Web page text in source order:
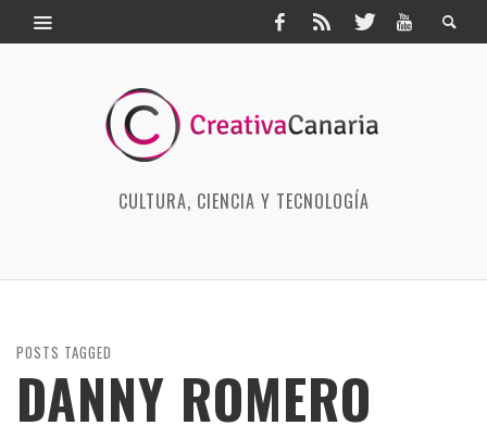
CULTURA, CIENCIA Y TECNOLOGÍA
POSTS TAGGED
DANNY ROMERO